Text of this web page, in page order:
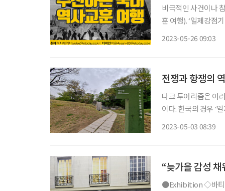
비극적인 사건이나
훈 여행). ‘일제강점
2023-05-26 09:03
전쟁과 항쟁의
다크 투어리즘은 여
이다. 한국의 경우 ‘
2023-05-03 08:39
“늦가을 감성
●Exhibition ◇바티망 일정 12월 28일까지 장소 노들섬 노들서가 건물 외벽에 사람이 매달